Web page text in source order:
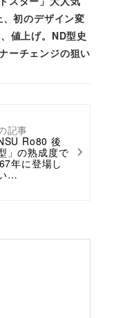
記事
Ro80 後
」の熟成度で
年に登場し
…
、初のデザイン変
値上げ。ND型史
ーチェンジの狙い